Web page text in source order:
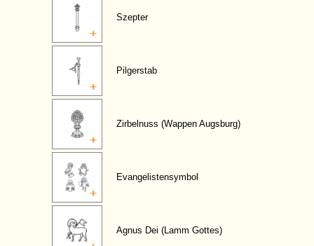
Szepter
Pilgerstab
Zirbelnuss (Wappen Augsburg)
Evangelistensymbol
Agnus Dei (Lamm Gottes)